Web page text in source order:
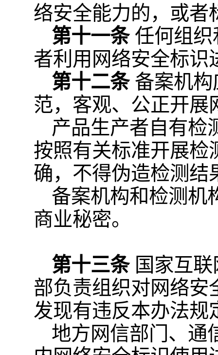
络安全能力的，或者
第十一条 任何组
者利用网络安全标识
第十二条 备案机
范，客观、公正开展
产品生产者自有检
按照有关标准开展检
确，不得伪造检测结
备案机构和检测机
商业秘密。
第十三条 国家互
部负责组织对网络安
发现有违反本办法规
地方网信部门、通